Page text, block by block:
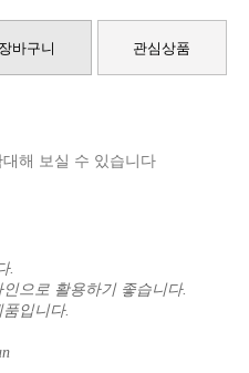
장바구니 관심상품
해 보실 수 있습니다
.
으로 활용하기 좋습니다.
입니다.